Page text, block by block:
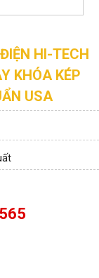
HI-TECH
KHÓA KÉP
USA